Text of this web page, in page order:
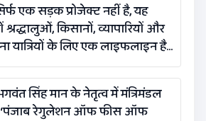
एक सड़क प्रोजेक्ट नहीं है, यह
श्रद्धालुओं, किसानों, व्यापारियों और
यात्रियों के लिए एक लाइफलाइन है:
सिंह मान के नेतृत्व में मंत्रिमंडल
‘पंजाब रेगुलेशन ऑफ फीस ऑफ